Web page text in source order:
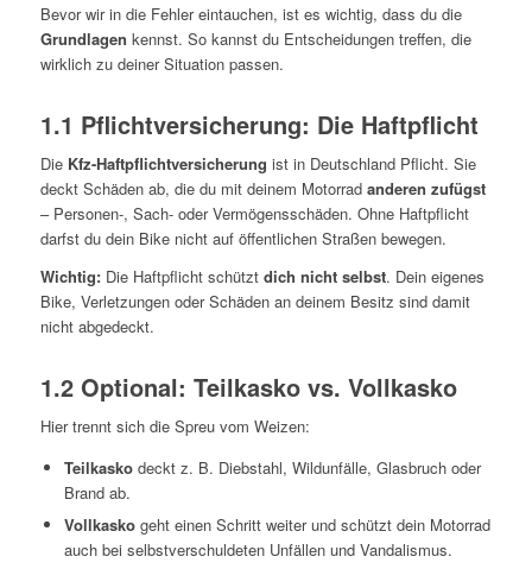
Bevor wir in die Fehler eintauchen, ist es wichtig, dass du die
Grundlagen kennst. So kannst du Entscheidungen treffen, die
wirklich zu deiner Situation passen.
1.1 Pflichtversicherung: Die Haftpflicht
Die Kfz-Haftpflichtversicherung ist in Deutschland Pflicht. Sie
deckt Schäden ab, die du mit deinem Motorrad anderen zufügst
– Personen-, Sach- oder Vermögensschäden. Ohne Haftpflicht
darfst du dein Bike nicht auf öffentlichen Straßen bewegen.
Wichtig:Die Haftpflicht schützt dich nicht selbst. Dein eigenes
Bike, Verletzungen oder Schäden an deinem Besitz sind damit
nicht abgedeckt.
1.2 Optional: Teilkasko vs. Vollkasko
Hier trennt sich die Spreu vom Weizen:
Teilkaskodeckt z. B. Diebstahl, Wildunfälle, Glasbruch oder
Brand ab.
Vollkaskogeht einen Schritt weiter und schützt dein Motorrad
auch bei selbstverschuldeten Unfällen und Vandalismus.